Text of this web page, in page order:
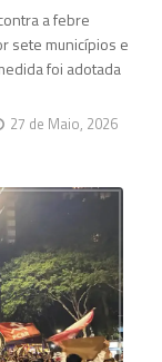
a febre
sete municípios e
foi adotada
27 de Maio, 2026